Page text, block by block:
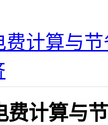
费计算与
费计算与